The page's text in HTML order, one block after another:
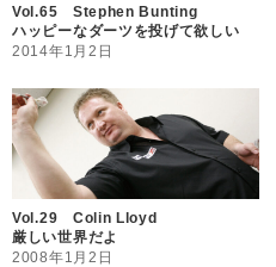
Vol.65 Stephen Bunting
ハッピーなダーツを投げて欲しい
2014年1月2日
Vol.29 Colin Lloyd
厳しい世界だよ
2008年1月2日